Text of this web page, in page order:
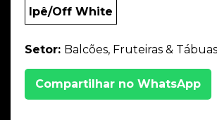
Ipê/Off White
Setor: Balcões, Fruteiras &
Compartilhar no WhatsApp